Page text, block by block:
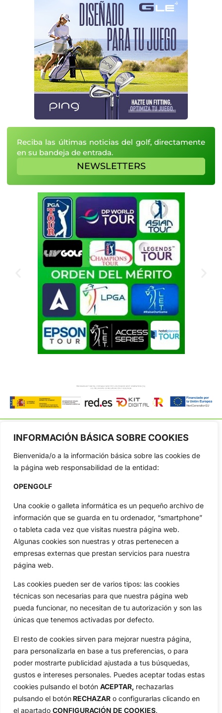
INFORMACIÓN BÁSICA SOBRE COOKIES
Bienvenida/o a la información básica sobre las cookies de
la página web responsabilidad de la entidad:
OPENGOLF
Una cookie o galleta informática es un pequeño archivo de
información que se guarda en tu ordenador, “smartphone”
o tableta cada vez que visitas nuestra página web.
Algunas cookies son nuestras y otras pertenecen a
empresas externas que prestan servicios para nuestra
página web.
Las cookies pueden ser de varios tipos: las cookies
técnicas son necesarias para que nuestra página web
pueda funcionar, no necesitan de tu autorización y son las
únicas que tenemos activadas por defecto.
El resto de cookies sirven para mejorar nuestra página,
para personalizarla en base a tus preferencias, o para
poder mostrarte publicidad ajustada a tus búsquedas,
gustos e intereses personales. Puedes aceptar todas estas
cookies pulsando el botón ACEPTAR, rechazarlas
pulsando el botón RECHAZAR o configurarlas clicando en
el apartado CONFIGURACIÓN DE COOKIES.
Reciba las últimas noticias del golf, directamente
en su bandeja de entrada.
NEWSLETTERS
OpenGolf ofrece toda la actualidad, información del golf
profesional y amateur, resultados en directo, vídeos, noticias,
Jon Rahm, LIV Golf, PGA Tour, Ryder Cup, DP World Tour, LPGA
Categorias
Inicio
Actualidad
Amateurs
Circuitos
Jon Rahm
Ryder Cup
Reglas
Compañía
Aviso Legal
Política de Privacidad
Publicidad
Newsletters
Copyright © 2025 OpenGolf | Diseño por